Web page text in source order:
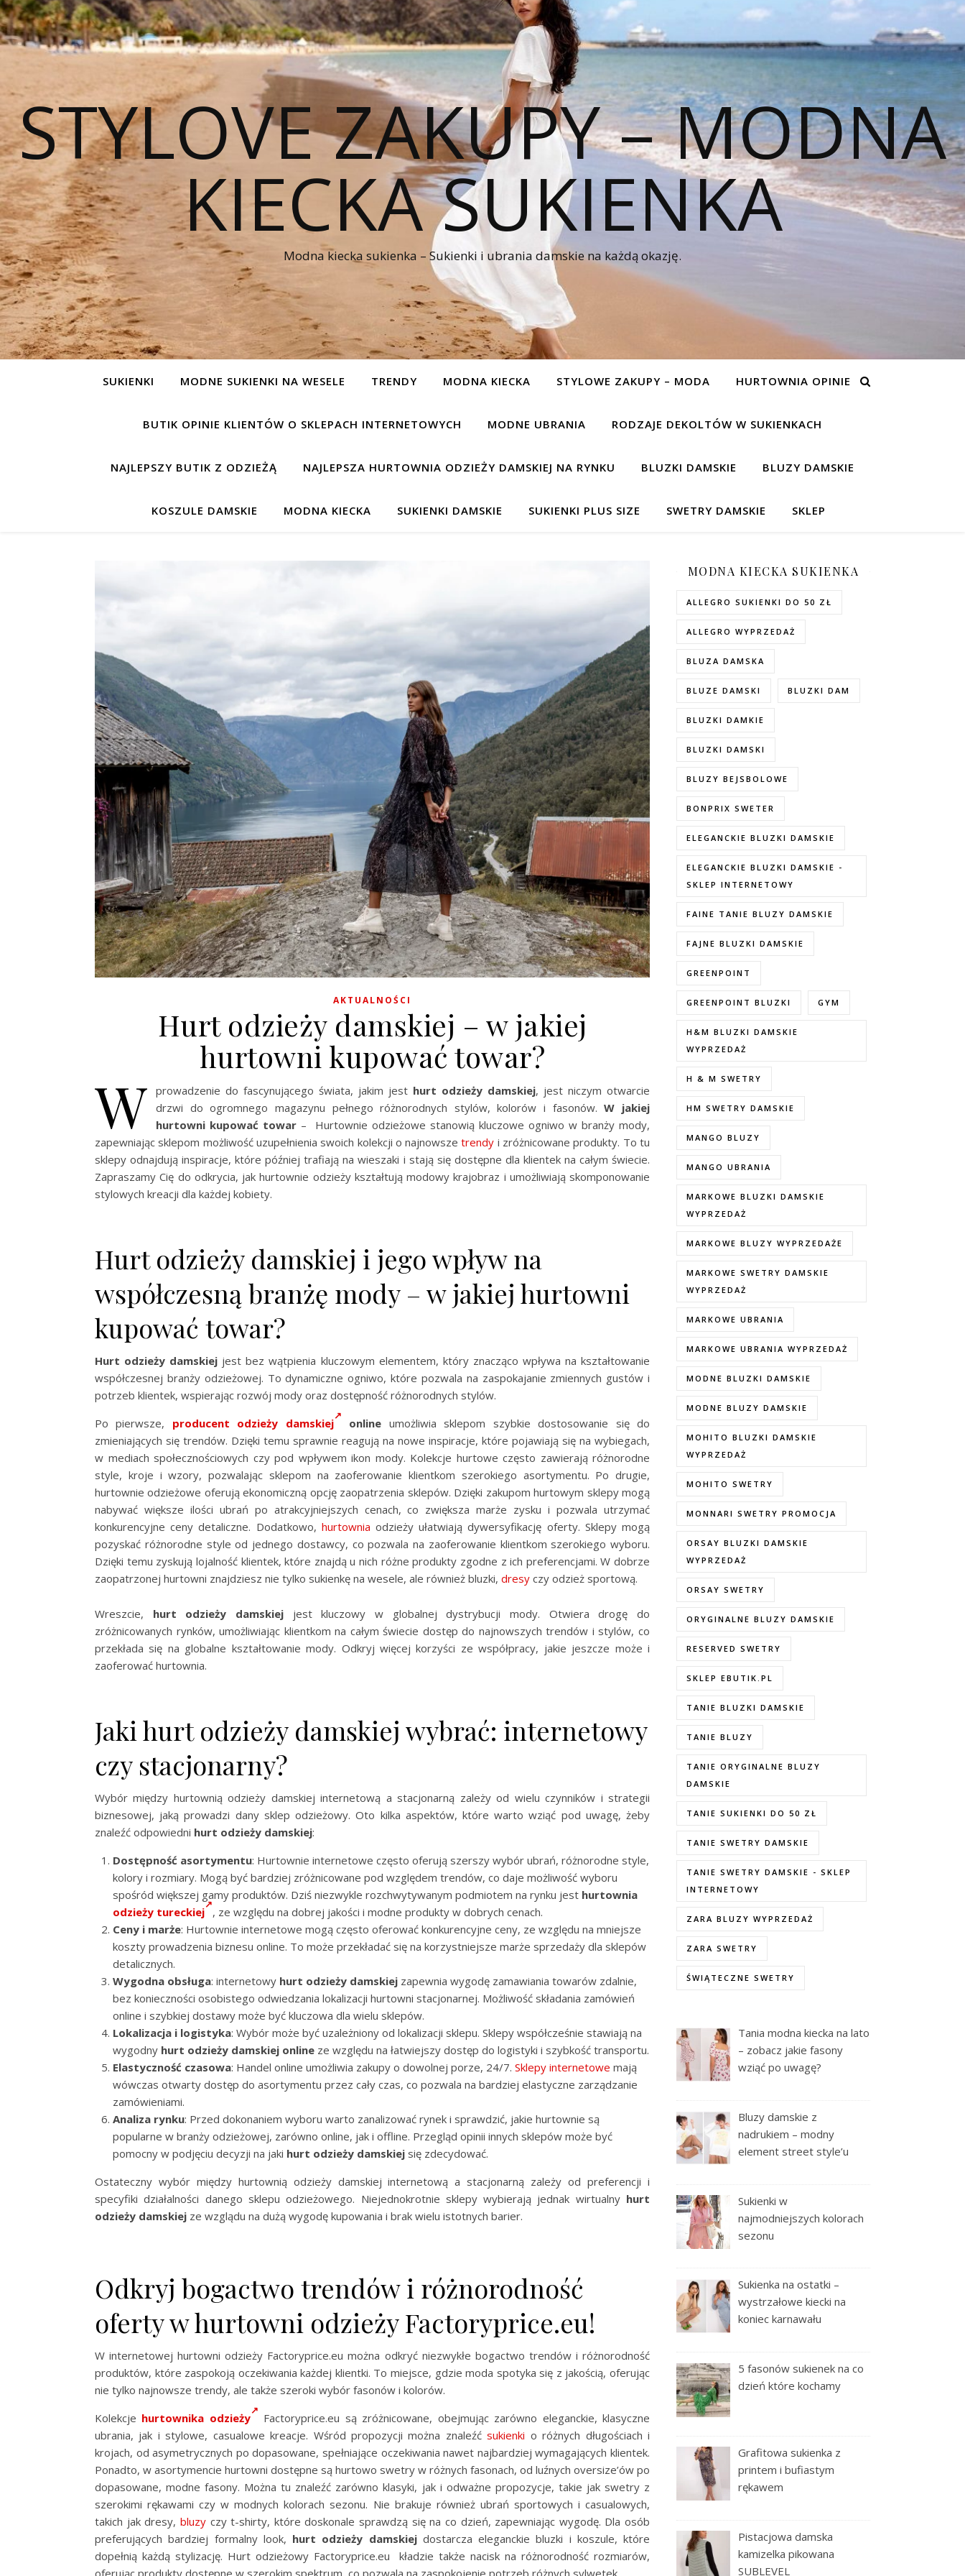
STYLOVE ZAKUPY – MODNA
KIECKA SUKIENKA
Modna kiecka sukienka – Sukienki i ubrania damskie na każdą okazję.
SUKIENKI MODNE SUKIENKI NA WESELE TRENDY MODNA KIECKA STYLOWE ZAKUPY – MODA HURTOWNIA OPINIE
BUTIK OPINIE KLIENTÓW O SKLEPACH INTERNETOWYCH MODNE UBRANIA RODZAJE DEKOLTÓW W SUKIENKACH
NAJLEPSZY BUTIK Z ODZIEŻĄ NAJLEPSZA HURTOWNIA ODZIEŻY DAMSKIEJ NA RYNKU BLUZKI DAMSKIE BLUZY DAMSKIE
KOSZULE DAMSKIE MODNA KIECKA SUKIENKI DAMSKIE SUKIENKI PLUS SIZE SWETRY DAMSKIE SKLEP
AKTUALNOŚCI
Hurt odzieży damskiej – w jakiej
hurtowni kupować towar?
W prowadzenie do fascynującego świata, jakim jest hurt odzieży damskiej, jest niczym otwarcie
drzwi do ogromnego magazynu pełnego różnorodnych stylów, kolorów i fasonów.W jakiej
hurtowni kupować towar – Hurtownie odzieżowe stanowią kluczowe ogniwo w branży mody,
zapewniając sklepom możliwość uzupełnienia swoich kolekcji o najnowszetrendy i zróżnicowane produkty. To tu
sklepy odnajdują inspiracje, które później trafiają na wieszaki i stają się dostępne dla klientek na całym świecie.
Zapraszamy Cię do odkrycia, jak hurtownie odzieży kształtują modowy krajobraz i umożliwiają skomponowanie
stylowych kreacji dla każdej kobiety.
Hurt odzieży damskiej i jego wpływ na
współczesną branżę mody – w jakiej hurtowni
kupować towar?
Hurt odzieży damskiej jest bez wątpienia kluczowym elementem, który znacząco wpływa na kształtowanie
współczesnej branży odzieżowej. To dynamiczne ogniwo, które pozwala na zaspokajanie zmiennych gustów i
potrzeb klientek, wspierając rozwój mody oraz dostępność różnorodnych stylów.
Po pierwsze, producent odzieży damskiej online umożliwia sklepom szybkie dostosowanie się do
zmieniających się trendów. Dzięki temu sprawnie reagują na nowe inspiracje, które pojawiają się na wybiegach,
w mediach społecznościowych czy pod wpływem ikon mody. Kolekcje hurtowe często zawierają różnorodne
style, kroje i wzory, pozwalając sklepom na zaoferowanie klientkom szerokiego asortymentu. Po drugie,
hurtownie odzieżowe oferują ekonomiczną opcję zaopatrzenia sklepów. Dzięki zakupom hurtowym sklepy mogą
nabywać większe ilości ubrań po atrakcyjniejszych cenach, co zwiększa marże zysku i pozwala utrzymać
konkurencyjne ceny detaliczne. Dodatkowo, hurtownia odzieży ułatwiają dywersyfikację oferty. Sklepy mogą
pozyskać różnorodne style od jednego dostawcy, co pozwala na zaoferowanie klientkom szerokiego wyboru.
Dzięki temu zyskują lojalność klientek, które znajdą u nich różne produkty zgodne z ich preferencjami. W dobrze
zaopatrzonej hurtowni znajdziesz nie tylko sukienkę na wesele, ale również bluzki, dresy czy odzież sportową.
Wreszcie, hurt odzieży damskiej jest kluczowy w globalnej dystrybucji mody. Otwiera drogę do
zróżnicowanych rynków, umożliwiając klientkom na całym świecie dostęp do najnowszych trendów i stylów, co
przekłada się na globalne kształtowanie mody. Odkryj więcej korzyści ze współpracy, jakie jeszcze może i
zaoferować hurtownia.
Jaki hurt odzieży damskiej wybrać: internetowy
czy stacjonarny?
Wybór między hurtownią odzieży damskiej internetową a stacjonarną zależy od wielu czynników i strategii
biznesowej, jaką prowadzi dany sklep odzieżowy. Oto kilka aspektów, które warto wziąć pod uwagę, żeby
znaleźć odpowiedni hurt odzieży damskiej:
Dostępność asortymentu: Hurtownie internetowe często oferują szerszy wybór ubrań, różnorodne style,
kolory i rozmiary. Mogą być bardziej zróżnicowane pod względem trendów, co daje możliwość wyboru
spośród większej gamy produktów. Dziś niezwykle rozchwytywanym podmiotem na rynku jest hurtownia
odzieży tureckiej , ze względu na dobrej jakości i modne produkty w dobrych cenach.
Ceny i marże: Hurtownie internetowe mogą często oferować konkurencyjne ceny, ze względu na mniejsze
koszty prowadzenia biznesu online. To może przekładać się na korzystniejsze marże sprzedaży dla sklepów
detalicznych.
Wygodna obsługa: internetowy hurt odzieży damskiej zapewnia wygodę zamawiania towarów zdalnie,
bez konieczności osobistego odwiedzania lokalizacji hurtowni stacjonarnej. Możliwość składania zamówień
online i szybkiej dostawy może być kluczowa dla wielu sklepów.
Lokalizacja i logistyka: Wybór może być uzależniony od lokalizacji sklepu. Sklepy współcześnie stawiają na
wygodny hurt odzieży damskiej online ze względu na łatwiejszy dostęp do logistyki i szybkość transportu.
Elastyczność czasowa: Handel online umożliwia zakupy o dowolnej porze, 24/7. Sklepy internetowe mają
wówczas otwarty dostęp do asortymentu przez cały czas, co pozwala na bardziej elastyczne zarządzanie
zamówieniami.
Analiza rynku: Przed dokonaniem wyboru warto zanalizować rynek i sprawdzić, jakie hurtownie są
popularne w branży odzieżowej, zarówno online, jak i offline. Przegląd opinii innych sklepów może być
pomocny w podjęciu decyzji na jaki hurt odzieży damskiej się zdecydować.
Ostateczny wybór między hurtownią odzieży damskiej internetową a stacjonarną zależy od preferencji i
specyfiki działalności danego sklepu odzieżowego. Niejednokrotnie sklepy wybierają jednak wirtualny hurt
odzieży damskiej ze wzglądu na dużą wygodę kupowania i brak wielu istotnych barier.
Odkryj bogactwo trendów i różnorodność
oferty w hurtowni odzieży Factoryprice.eu!
W internetowej hurtowni odzieży Factoryprice.eu można odkryć niezwykłe bogactwo trendów i różnorodność
produktów, które zaspokoją oczekiwania każdej klientki. To miejsce, gdzie moda spotyka się z jakością, oferując
nie tylko najnowsze trendy, ale także szeroki wybór fasonów i kolorów.
Kolekcje hurtownika odzieży
Factoryprice.eu są zróżnicowane, obejmując zarówno eleganckie, klasyczne
ubrania, jak i stylowe, casualowe kreacje. Wśród propozycji można znaleźćsukienki o różnych długościach i
krojach, od asymetrycznych po dopasowane, spełniające oczekiwania nawet najbardziej wymagających klientek.
Ponadto, w asortymencie hurtowni dostępne są hurtowo swetry w różnych fasonach, od luźnych oversize’ów po
dopasowane, modne fasony. Można tu znaleźć zarówno klasyki, jak i odważne propozycje, takie jak swetry z
szerokimi rękawami czy w modnych kolorach sezonu. Nie brakuje również ubrań sportowych i casualowych,
takich jak dresy, bluzyczy t-shirty, które doskonale sprawdzą się na co dzień, zapewniając wygodę. Dla osób
preferujących bardziej formalny look, hurt odzieży damskiej dostarcza eleganckie bluzki i koszule, które
dopełnią każdą stylizację. Hurt odzieżowy Factoryprice.eu
kładzie także nacisk na różnorodność rozmiarów,
oferując produkty dostępne w szerokim spektrum, co pozwala na zaspokojenie potrzeb różnych sylwetek.
MODNA KIECKA SUKIENKA
ALLEGRO SUKIENKI DO 50 ZŁ
ALLEGRO WYPRZEDAŻ
BLUZA DAMSKA
BLUZE DAMSKI BLUZKI DAM
BLUZKI DAMKIE
BLUZKI DAMSKI
BLUZY BEJSBOLOWE
BONPRIX SWETER
ELEGANCKIE BLUZKI DAMSKIE
ELEGANCKIE BLUZKI DAMSKIE -
SKLEP INTERNETOWY
FAINE TANIE BLUZY DAMSKIE
FAJNE BLUZKI DAMSKIE
GREENPOINT
GREENPOINT BLUZKI GYM
H&M BLUZKI DAMSKIE
WYPRZEDAŻ
H & M SWETRY
HM SWETRY DAMSKIE
MANGO BLUZY
MANGO UBRANIA
MARKOWE BLUZKI DAMSKIE
WYPRZEDAŻ
MARKOWE BLUZY WYPRZEDAŻE
MARKOWE SWETRY DAMSKIE
WYPRZEDAŻ
MARKOWE UBRANIA
MARKOWE UBRANIA WYPRZEDAŻ
MODNE BLUZKI DAMSKIE
MODNE BLUZY DAMSKIE
MOHITO BLUZKI DAMSKIE
WYPRZEDAŻ
MOHITO SWETRY
MONNARI SWETRY PROMOCJA
ORSAY BLUZKI DAMSKIE
WYPRZEDAŻ
ORSAY SWETRY
ORYGINALNE BLUZY DAMSKIE
RESERVED SWETRY
SKLEP EBUTIK.PL
TANIE BLUZKI DAMSKIE
TANIE BLUZY
TANIE ORYGINALNE BLUZY
DAMSKIE
TANIE SUKIENKI DO 50 ZŁ
TANIE SWETRY DAMSKIE
TANIE SWETRY DAMSKIE - SKLEP
INTERNETOWY
ZARA BLUZY WYPRZEDAŻ
ZARA SWETRY
ŚWIĄTECZNE SWETRY
Tania modna kiecka na lato
– zobacz jakie fasony
wziąć po uwagę?
Bluzy damskie z
nadrukiem – modny
element street style’u
Sukienki w
najmodniejszych kolorach
sezonu
Sukienka na ostatki –
wystrzałowe kiecki na
koniec karnawału
5 fasonów sukienek na co
dzień które kochamy
Grafitowa sukienka z
printem i bufiastym
rękawem
Pistacjowa damska
kamizelka pikowana
SUBLEVEL